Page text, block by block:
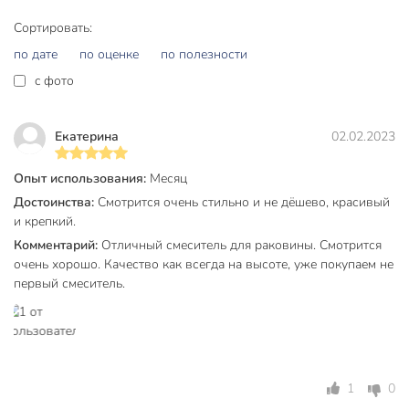
функциональностью, предпочитая проверенные
технические решения сложным дизайнерским изыскам.
Обновите интерьер ванной комнаты уже сегодня.
сочетание современного стиля, простоты управления и
долговечности в одном устройстве.
Частые вопросы:
Какой смеситель выбрать для маленькой раковины?
Для компактных умывальников идеальны модели с
коротким изливом, такие как Frap F10703-B. Его вылет
составляет 11.2 см, что предотвращает разбрызгивание
воды за пределы чаши.
Чем отличается однорычажный смеситель от
Однорычажный механизм позволяет регулировать
Сортировать:
по дате
по оценке
по полезности
c фото
Екатерина 02.02.2023
Опыт использования: Месяц
Достоинства: Смотрится очень стильно и не дёшево, красивый
и крепкий.
Комментарий: Отличный смеситель для раковины. Смотрится
очень хорошо. Качество как всегда на высоте, уже покупаем не
первый смеситель.
1 0